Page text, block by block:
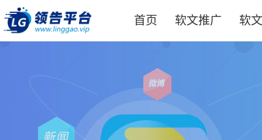
首页 软文推广 软